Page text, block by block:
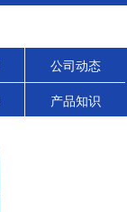
公司动态
产品知识